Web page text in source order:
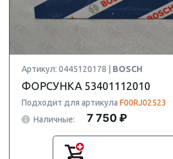
Артикул: 0445120178 | BOSCH
ФОРСУНКА 53401112010
Подходит для артикула F00RJ02523
Наличные:
7 750 ₽